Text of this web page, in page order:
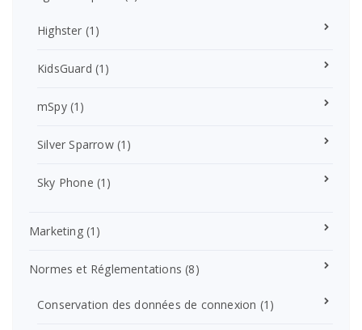
Highster (1)
KidsGuard (1)
mSpy(1)
Silver Sparrow(1)
Sky Phone (1)
Marketing(1)
Normes et Réglementations (8)
Conservation des données de connexion (1)